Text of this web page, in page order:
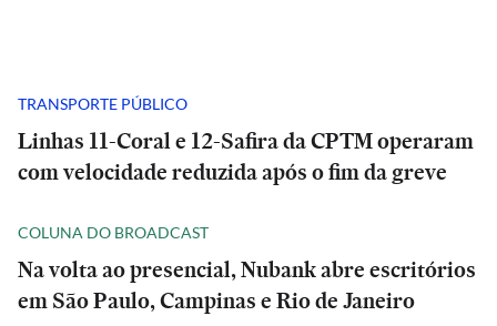
TRANSPORTE PÚBLICO
Linhas 11-Coral e 12-Safira da CPTM operaram
com velocidade reduzida após o fim da greve
COLUNA DO BROADCAST
Na volta ao presencial, Nubank abre escritórios
em São Paulo, Campinas e Rio de Janeiro